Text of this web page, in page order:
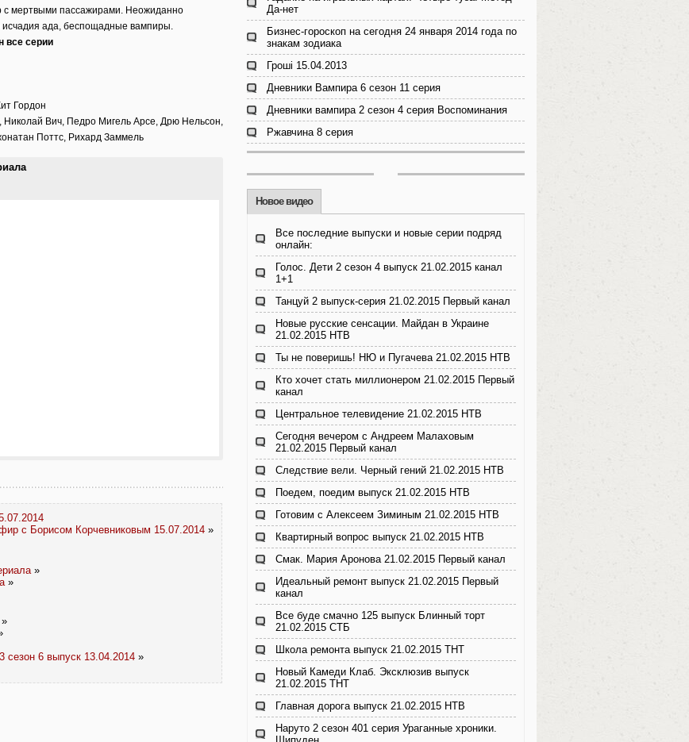
с мертвыми пассажирами. Неожиданно
исчадия ада, беспощадные вампиры.
все серии
Гордон
Николай Вич, Педро Мигель Арсе, Дрю Нельсон,
Поттс, Рихард Заммель
с Борисом Корчевниковым 15.07.2014 »
»
»
»
сезон 6 выпуск 13.04.2014 »
Да-нет
Бизнес-гороскоп на сегодня 24 января 2014 года по
знакам зодиака
Гроші 15.04.2013
Дневники Вампира 6 сезон 11 серия
Дневники вампира 2 сезон 4 серия Воспоминания
Ржавчина 8 серия
Новое видео
Все последние выпуски и новые серии подряд
онлайн:
Голос. Дети 2 сезон 4 выпуск 21.02.2015 канал
1+1
Танцуй 2 выпуск-серия 21.02.2015 Первый канал
Новые русские сенсации. Майдан в Украине
21.02.2015 НТВ
Ты не поверишь! НЮ и Пугачева 21.02.2015 НТВ
Кто хочет стать миллионером 21.02.2015 Первый
канал
Центральное телевидение 21.02.2015 НТВ
Сегодня вечером с Андреем Малаховым
21.02.2015 Первый канал
Следствие вели. Черный гений 21.02.2015 НТВ
Поедем, поедим выпуск 21.02.2015 НТВ
Готовим с Алексеем Зиминым 21.02.2015 НТВ
Квартирный вопрос выпуск 21.02.2015 НТВ
Смак. Мария Аронова 21.02.2015 Первый канал
Идеальный ремонт выпуск 21.02.2015 Первый
канал
Все буде смачно 125 выпуск Блинный торт
21.02.2015 СТБ
Школа ремонта выпуск 21.02.2015 ТНТ
Новый Камеди Клаб. Эксклюзив выпуск
21.02.2015 ТНТ
Главная дорога выпуск 21.02.2015 НТВ
Наруто 2 сезон 401 серия Ураганные хроники.